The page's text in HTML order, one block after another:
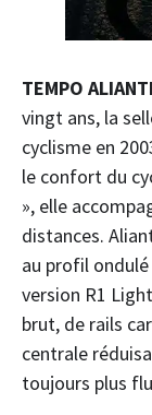
TEMPO
vingt ans, la
cyclisme en
le confort du
», elle
distances.
au profil
version R1
brut, de rails
centrale
toujours plus